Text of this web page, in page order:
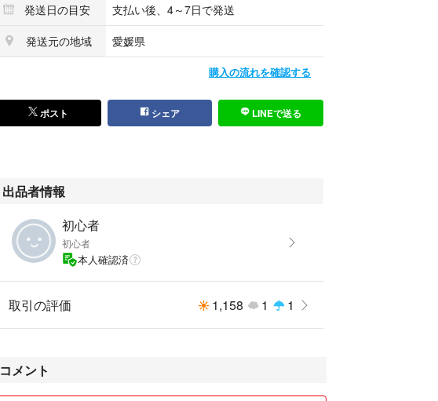
発送日の目安
支払い後、4～7日で発送
発送元の地域
愛媛県
購入の流れを確認する
ポスト シェア LINEで送る
出品者情報
初心者
初心者
本人確認済
取引の評価 1,158 1 1
コメント